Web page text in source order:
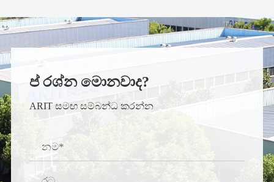
ප් රශ්න මොනවාද?
ARIT සමඟ සම්බන්ධ කරන්න